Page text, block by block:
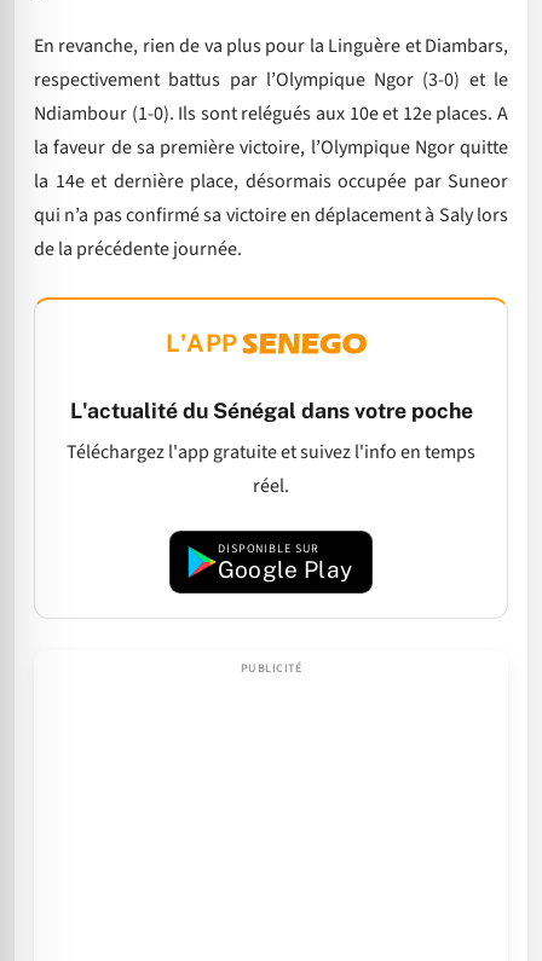
En revanche, rien de va plus pour la Linguère et Diambars,
respectivement battus par l’Olympique Ngor (3-0) et le
Ndiambour (1-0). Ils sont relégués aux 10e et 12e places. A
la faveur de sa première victoire, l’Olympique Ngor quitte
la 14e et dernière place, désormais occupée par Suneor
qui n’a pas confirmé sa victoire en déplacement à Saly lors
de la précédente journée.
L'APP
L'actualité du Sénégal dans votre poche
Téléchargez l'app gratuite et suivez l'info en temps
réel.
DISPONIBLE SUR
Google Play